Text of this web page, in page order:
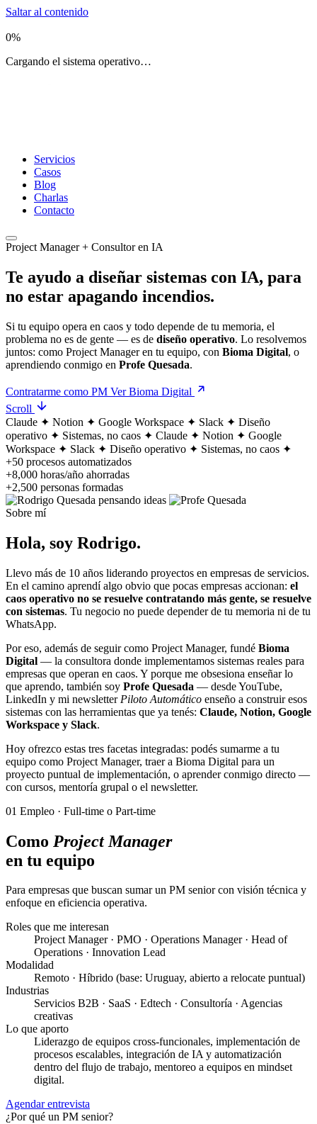
Saltar al contenido
0%
Cargando el sistema operativo…
Servicios
Casos
Blog
Charlas
Contacto
Project Manager + Consultor en IA
Te ayudo a diseñar sistemas con IA, para
no estar apagando incendios.
Si tu equipo opera en caos y todo depende de tu memoria, el
problema no es de gente — es de diseño operativo. Lo resolvemos
juntos: como Project Manager en tu equipo, con Bioma Digital, o
aprendiendo conmigo en Profe Quesada.
Contratarme como PM Ver Bioma Digital
Scroll
Claude ✦ Notion ✦ Google Workspace ✦ Slack ✦ Diseño
operativo ✦ Sistemas, no caos ✦ Claude ✦ Notion ✦ Google
Workspace ✦ Slack ✦ Diseño operativo ✦ Sistemas, no caos ✦
+50 procesos automatizados
+8,000 horas/año ahorradas
+2,500 personas formadas
Sobre mí
Hola, soy Rodrigo.
Llevo más de 10 años liderando proyectos en empresas de servicios.
En el camino aprendí algo obvio que pocas empresas accionan: el
caos operativo no se resuelve contratando más gente, se resuelve
con sistemas. Tu negocio no puede depender de tu memoria ni de tu
WhatsApp.
Por eso, además de seguir como Project Manager, fundé Bioma
Digital — la consultora donde implementamos sistemas reales para
empresas que operan en caos. Y porque me obsesiona enseñar lo
que aprendo, también soy Profe Quesada — desde YouTube,
LinkedIn y mi newsletter Piloto Automático enseño a construir esos
sistemas con las herramientas que ya tenés: Claude, Notion, Google
Workspace y Slack.
Hoy ofrezco estas tres facetas integradas: podés sumarme a tu
equipo como Project Manager, traer a Bioma Digital para un
proyecto puntual de implementación, o aprender conmigo directo —
con cursos, mentoría grupal o el newsletter.
01 Empleo · Full-time o Part-time
Como Project Manager
en tu equipo
Para empresas que buscan sumar un PM senior con visión técnica y
enfoque en eficiencia operativa.
Roles que me interesan
Project Manager · PMO · Operations Manager · Head of
Operations · Innovation Lead
Modalidad
Remoto · Híbrido (base: Uruguay, abierto a relocate puntual)
Industrias
Servicios B2B · SaaS · Edtech · Consultoría · Agencias
creativas
Lo que aporto
Liderazgo de equipos cross-funcionales, implementación de
procesos escalables, integración de IA y automatización
dentro del flujo de trabajo, mentoreo a equipos en mindset
digital.
Agendar entrevista
¿Por qué un PM senior?